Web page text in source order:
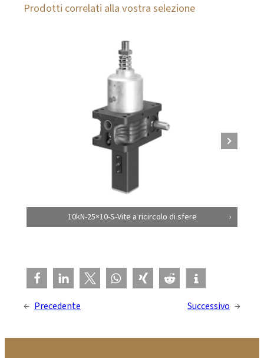
Prodotti correlati alla vostra selezione
10kN-25×10-S-Vite a ricircolo di sfere
← Precedente Successivo →